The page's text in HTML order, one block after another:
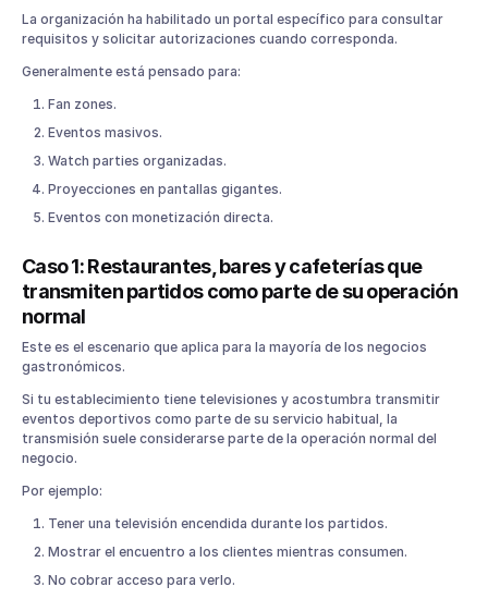
La organización ha habilitado un portal específico para consultar
requisitos y solicitar autorizaciones cuando corresponda.
Generalmente está pensado para:
Fan zones.
Eventos masivos.
Watch parties organizadas.
Proyecciones en pantallas gigantes.
Eventos con monetización directa.
Caso 1: Restaurantes, bares y cafeterías que
transmiten partidos como parte de su operación
normal
Este es el escenario que aplica para la mayoría de los negocios
gastronómicos.
Si tu establecimiento tiene televisiones y acostumbra transmitir
eventos deportivos como parte de su servicio habitual, la
transmisión suele considerarse parte de la operación normal del
negocio.
Por ejemplo:
Tener una televisión encendida durante los partidos.
Mostrar el encuentro a los clientes mientras consumen.
No cobrar acceso para verlo.